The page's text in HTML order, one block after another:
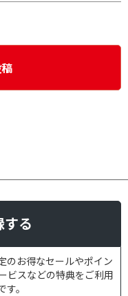
する
のお得なセールやポイン
ビスなどの特典をご利用
す。